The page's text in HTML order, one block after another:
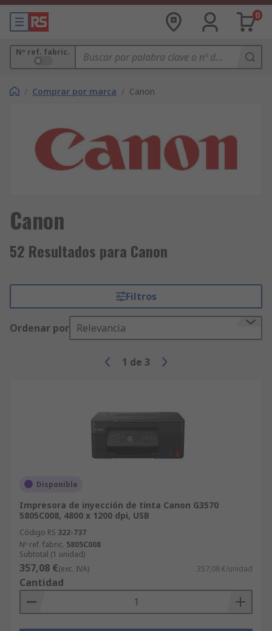
0
Nº ref. fabric.
/ Comprar por marca / Canon
Canon
52 Resultados para Canon
Filtros
Ordenar por Relevancia
1 de 3
Disponible
Impresora de inyección de tinta Canon G3570
5805C008, 4800 x 1200 dpi, USB
Código RS 322-737
Nº ref. fabric. 5805C008
Subtotal (1 unidad)
357,08 €(exc. IVA) 357,08 €/unidad
Cantidad